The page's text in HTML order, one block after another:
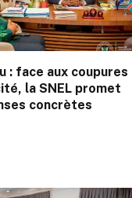
: face aux coupures
la SNEL promet
concrètes